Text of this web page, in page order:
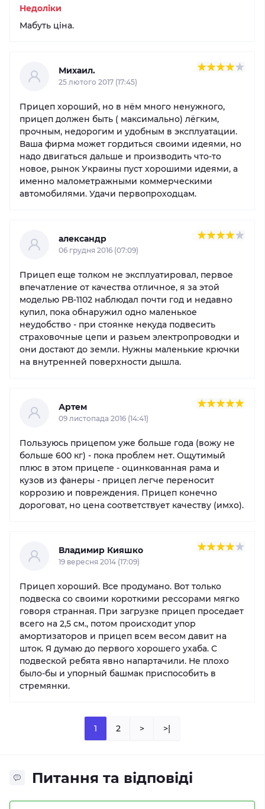
Недоліки
Мабуть ціна.
Михаил.
25 лютого 2017 (17:45)
Прицеп хороший, но в нём много ненужного,
прицеп должен быть ( максимально) лёгким,
прочным, недорогим и удобным в эксплуатации.
Ваша фирма может гордиться своими идеями, но
надо двигаться дальше и производить что-то
новое, рынок Украины пуст хорошими идеями, а
именно малометражными коммерческими
автомобилями. Удачи первопроходцам.
александр
06 грудня 2016 (07:09)
Прицеп еще толком не эксплуатировал, первое
впечатление от качества отличное, я за этой
моделью РВ-1102 наблюдал почти год и недавно
купил, пока обнаружил одно маленькое
неудобство - при стоянке некуда подвесить
страховочные цепи и разьем электропроводки и
они достают до земли. Нужны маленькие крючки
на внутренней поверхности дышла.
Артем
09 листопада 2016 (14:41)
Пользуюсь прицепом уже больше года (вожу не
больше 600 кг) - пока проблем нет. Ощутимый
плюс в этом прицепе - оцинкованная рама и
кузов из фанеры - прицеп легче переносит
коррозию и повреждения. Прицеп конечно
дороговат, но цена соответствует качеству (имхо).
Владимир Кияшко
19 вересня 2014 (17:09)
Прицеп хороший. Все продумано. Вот только
подвеска со своими короткими рессорами мягко
говоря странная. При загрузке прицеп проседает
всего на 2,5 см., потом происходит упор
амортизаторов и прицеп всем весом давит на
шток. Я думаю до первого хорошего ухаба. С
подвеской ребята явно напартачили. Не плохо
было-бы и упорный башмак приспособить в
стремянки.
1 2 > >|
Питання та відповіді